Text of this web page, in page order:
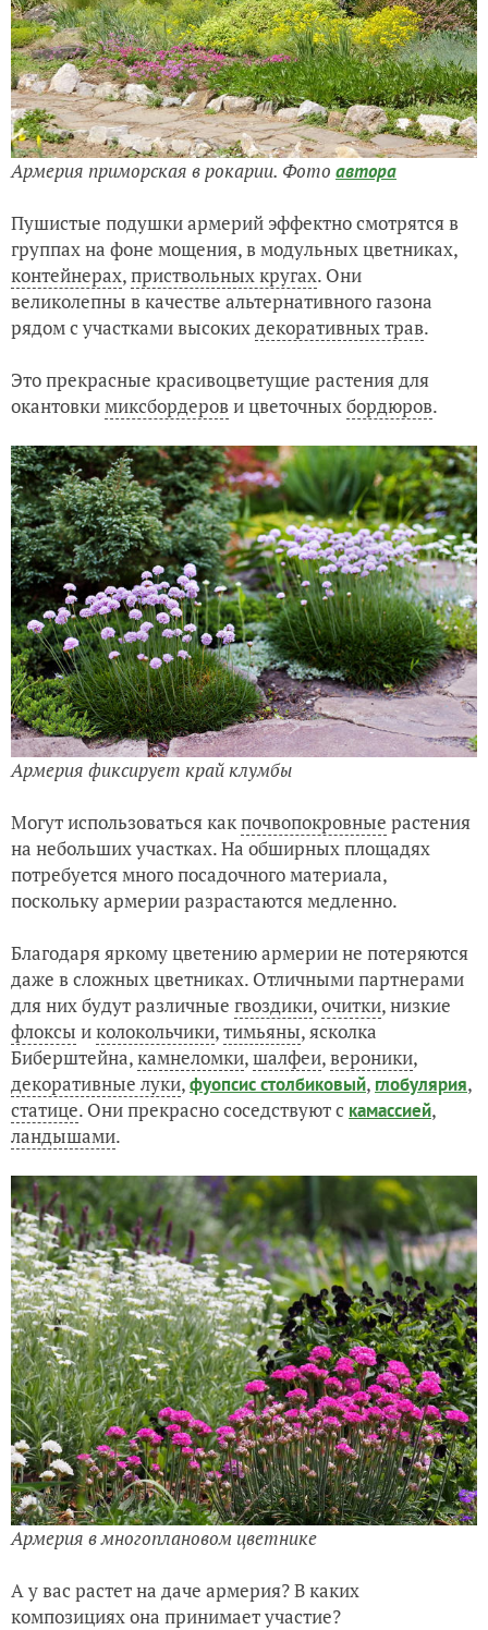
Армерия приморская в рокарии. Фото автора
Пушистые подушки армерий эффектно смотрятся в
группах на фоне мощения, в модульных цветниках,
контейнерах,приствольных кругах. Они
великолепны в качестве альтернативного газона
рядом с участками высокихдекоративных трав.
Это прекрасные красивоцветущие растения для
окантовкимиксбордерови цветочныхбордюров.
Армерия фиксирует край клумбы
Могут использоваться какпочвопокровные растения
на небольших участках. На обширных площадях
потребуется много посадочного материала,
поскольку армерии разрастаются медленно.
Благодаря яркому цветению армерии не потеряются
даже в сложных цветниках. Отличными партнерами
для них будут различные гвоздики,очитки, низкие
флоксы иколокольчики,тимьяны, ясколка
Биберштейна,камнеломки,шалфеи,вероники,
декоративные луки,фуопсис столбиковый, глобулярия,
статице. Они прекрасно соседствуют с камассией,
ландышами.
Армерия в многоплановом цветнике
А у вас растет на даче армерия? В каких
композициях она принимает участие?